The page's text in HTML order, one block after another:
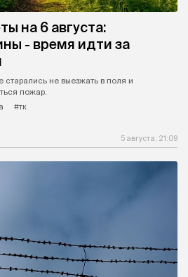
на 6 августа:
- время идти за
старались не выезжать в поля и
пожар.
#тк
5 августа, 21:09